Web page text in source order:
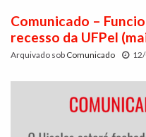
Comunicado –
recesso da UFPel
Arquivado sob Comunicado